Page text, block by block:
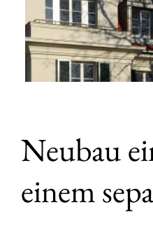
Neubau
einem